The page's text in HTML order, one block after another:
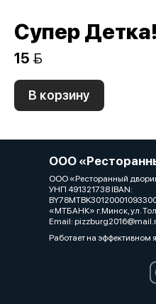
Супер Детка!
15 
В корзину
ООО
ООО «Ресторанный
УНП 491321738 IBAN:
«МТБАНК» г.Минск, ул.
Email:
Работает на эффективном